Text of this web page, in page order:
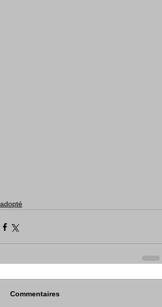
adopté
Commentaires